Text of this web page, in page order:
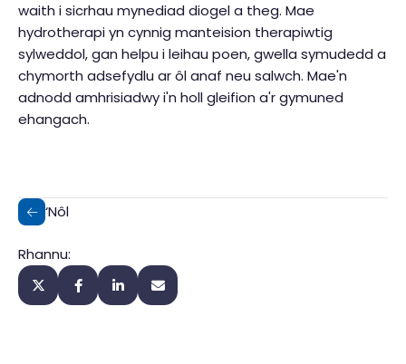
waith i sicrhau mynediad diogel a theg. Mae
hydrotherapi yn cynnig manteision therapiwtig
sylweddol, gan helpu i leihau poen, gwella symudedd a
chymorth adsefydlu ar ôl anaf neu salwch. Mae'n
adnodd amhrisiadwy i'n holl gleifion a'r gymuned
ehangach.
‘Nôl
Rhannu: